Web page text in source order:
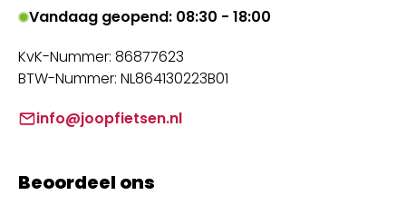
Vandaag geopend: 08:30 - 18:00
KvK-Nummer: 86877623
BTW-Nummer: NL864130223B01
info@joopfietsen.nl
Beoordeel ons